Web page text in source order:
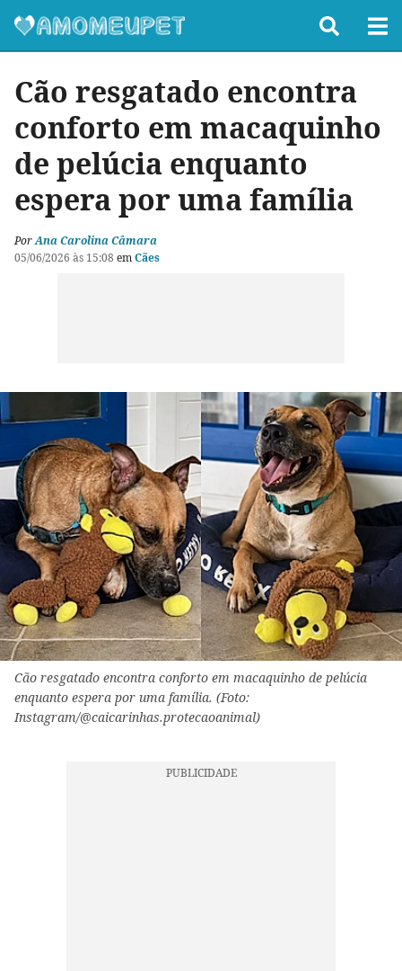
Cão resgatado encontra
conforto em macaquinho
de pelúcia enquanto
espera por uma família
PorAna Carolina Câmara
05/06/2026 às 15:08 emCães
Cão resgatado encontra conforto em macaquinho de pelúcia
enquanto espera por uma família. (Foto:
Instagram/@caicarinhas.protecaoanimal)